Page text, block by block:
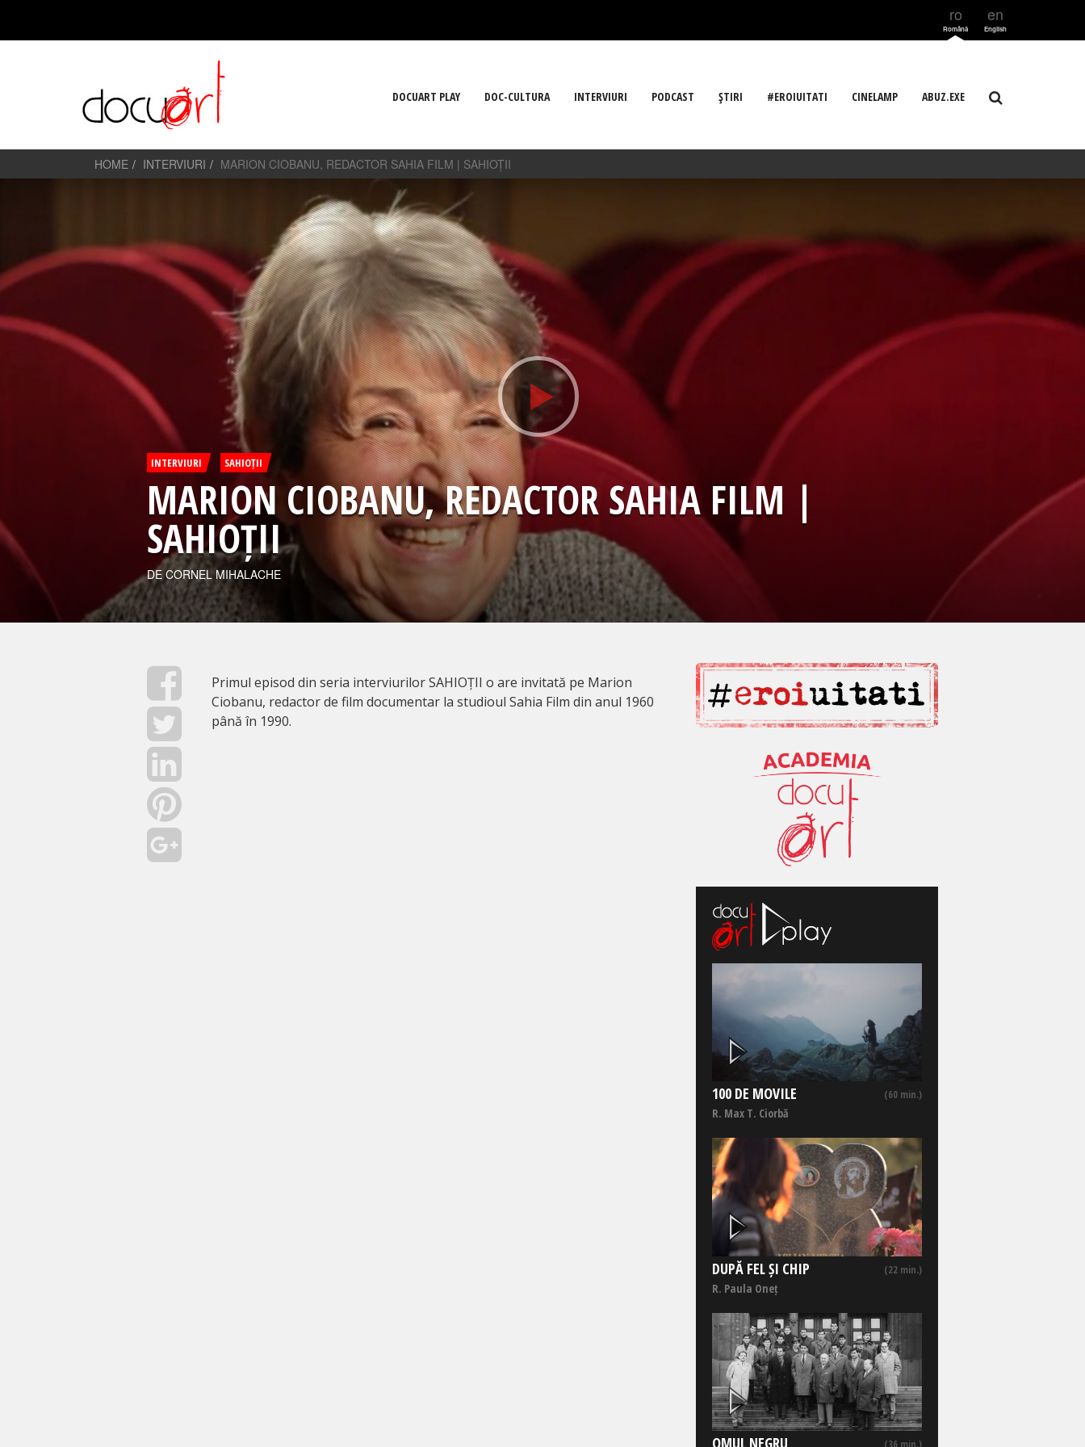
ro
Română
en
English
DOCUART PLAY DOC-CULTURA INTERVIURI PODCAST ŞTIRI #EROIUITATI CINELAMP ABUZ.EXE
HOME INTERVIURI MARION CIOBANU, REDACTOR SAHIA FILM | SAHIOȚII
INTERVIURI SAHIOȚII
MARION CIOBANU, REDACTOR SAHIA FILM |
SAHIOȚII
DE CORNEL MIHALACHE
Primul episod din seria interviurilor SAHIOȚII o are invitată pe Marion
Ciobanu, redactor de film documentar la studioul Sahia Film din anul 1960
până în 1990.
100 DE MOVILE (60 min.)
R. Max T. Ciorbă
DUPĂ FEL ȘI CHIP (22 min.)
R. Paula Oneț
OMUL NEGRU (36 min.)